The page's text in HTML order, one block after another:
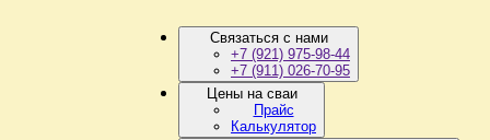
Связаться с нами
+7 (921) 975-98-44
+7 (911) 026-70-95
Цены на сваи
Прайс
Калькулятор